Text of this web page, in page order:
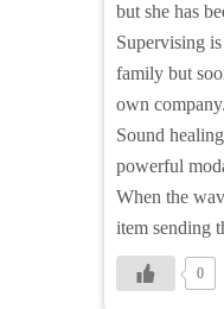
but she has
Supervising
family but
own company.
Sound
powerful
When the
item sending
0